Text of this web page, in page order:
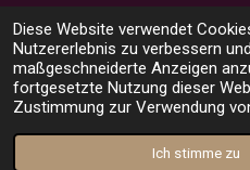
Diese Website verwendet
Nutzererlebnis zu verbessern und
maßgeschneiderte Anzeigen
fortgesetzte Nutzung dieser
Zustimmung zur Verwendung
Ich stimme zu
Kundenbewertungen
© 2024 - 2026 Tanjas Stoffe Shop
Mit Unterstützung von Webador
Telefon Karte